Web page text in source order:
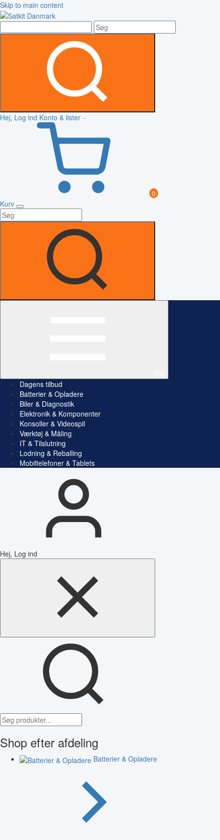
Skip to main content
Hej, Log ind Konto & lister
0
Kurv
Dagens tilbud
Batterier & Opladere
Biler & Diagnostik
Elektronik & Komponenter
Konsoller & Videospil
Værktøj & Måling
IT & Tilslutning
Lodning & Reballing
Mobiltelefoner & Tablets
Hej, Log ind
Shop efter afdeling
Batterier & Opladere